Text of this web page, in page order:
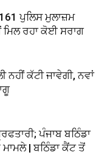
ਪੁਲਿਸ ਮੁਲਾਜ਼ਮ
ਮਿਲ ਰਹਾ ਕੋਈ ਸਰਾਗ
ਨਹੀਂ ਕੱਟੀ ਜਾਵੇਗੀ, ਨਵਾਂ
ਪੰਜਾਬ ਬਠਿੰਡਾ
ਮਾਮਲੇ | ਬਠਿੰਡਾ ਕੈਂਟ ਤੋਂ